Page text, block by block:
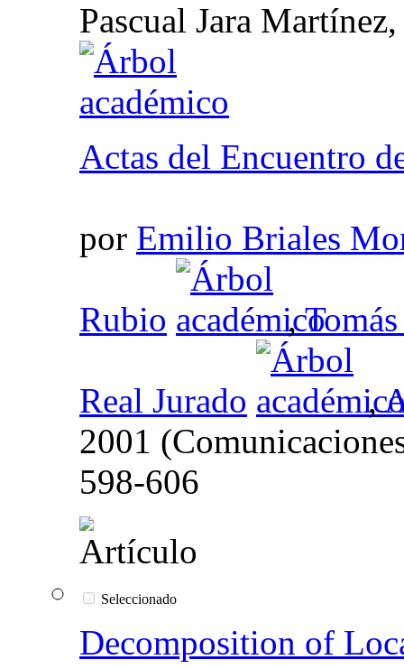
Pascual Jara
Actas del Encuentro
por Emilio Briales
Rubio ,
Real Jurado ,
2001
598-606
Seleccionado
Decomposition of